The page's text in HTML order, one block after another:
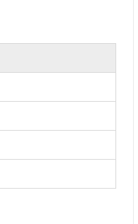
能体编程平台
创作平台
提取